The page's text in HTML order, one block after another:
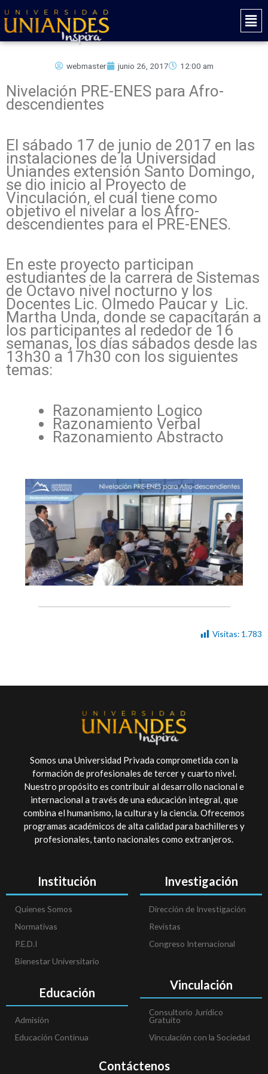
al
contenido
Main
webmaster junio 26, 2017 12:00 am
Nivelación PRE-ENES para Afro-
descendientes
El sábado 17 de junio de 2017 en las
instalaciones de la Universidad
Uniandes extensión Santo Domingo,
se dio inicio al Proyecto de
Vinculación, el cual tiene como
objetivo el nivelar a los Afro-
descendientes para el PRE-ENES.
En este proyecto participan
estudiantes de la carrera de Sistemas
de Octavo nivel nocturno y los
Docentes Lic. Olmedo Paucar y Lic.
Martha Unda, donde se capacitarán a
los participantes al rededor de 16
semanas, los días sábados desde las
13h30 a 17h30 con los siguientes
temas:
Razonamiento Logico
Razonamiento Verbal
Razonamiento Abstracto
Visitas: 1.783
Somos una Universidad Privada comprometida con la
formación de profesionales de tercer y cuarto nivel.
Nuestro propósito es contribuir al desarrollo nacional e
internacional a través de una educación integral, que
combina el humanismo, la cultura y la ciencia. Ofrecemos
programas académicos de alta calidad para bachilleres y
profesionales, tanto nacionales como extranjeros.
Institución
Quienes Somos
Normativas
P.E.D.I
Bienestar Universitario
Educación
Admisión
Educación Continua
Investigación
Dirección de Investigación
Revistas
Congreso Internacional
Vinculación
Consultorio Jurídico
Gratuito
Vinculación con la Sociedad
Contáctenos